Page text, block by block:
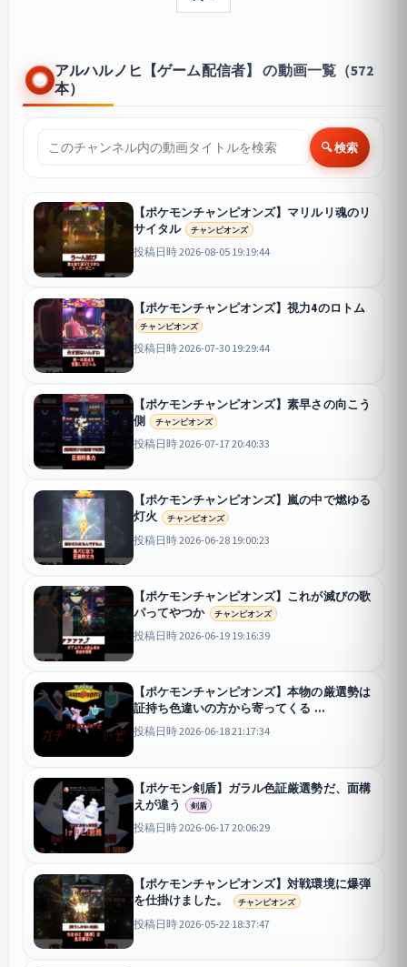
アルハルノヒ【ゲーム配信者】 の動画一覧（572
本）
🔍 検索
【ポケモンチャンピオンズ】マリルリ魂のリ
サイタル
チャンピオンズ
投稿日時 2026-08-05 19:19:44
【ポケモンチャンピオンズ】視力4のロトム
チャンピオンズ
投稿日時 2026-07-30 19:29:44
【ポケモンチャンピオンズ】素早さの向こう
側
チャンピオンズ
投稿日時 2026-07-17 20:40:33
【ポケモンチャンピオンズ】嵐の中で燃ゆる
灯火
チャンピオンズ
投稿日時 2026-06-28 19:00:23
【ポケモンチャンピオンズ】これが滅びの歌
パってやつか
チャンピオンズ
投稿日時 2026-06-19 19:16:39
【ポケモンチャンピオンズ】本物の厳選勢は
証持ち色違いの方から寄ってくる
チャンピオンズ
投稿日時 2026-06-18 21:17:34
【ポケモン剣盾】ガラル色証厳選勢だ、面構
えが違う
剣盾
投稿日時 2026-06-17 20:06:29
【ポケモンチャンピオンズ】対戦環境に爆弾
を仕掛けました。
チャンピオンズ
投稿日時 2026-05-22 18:37:47